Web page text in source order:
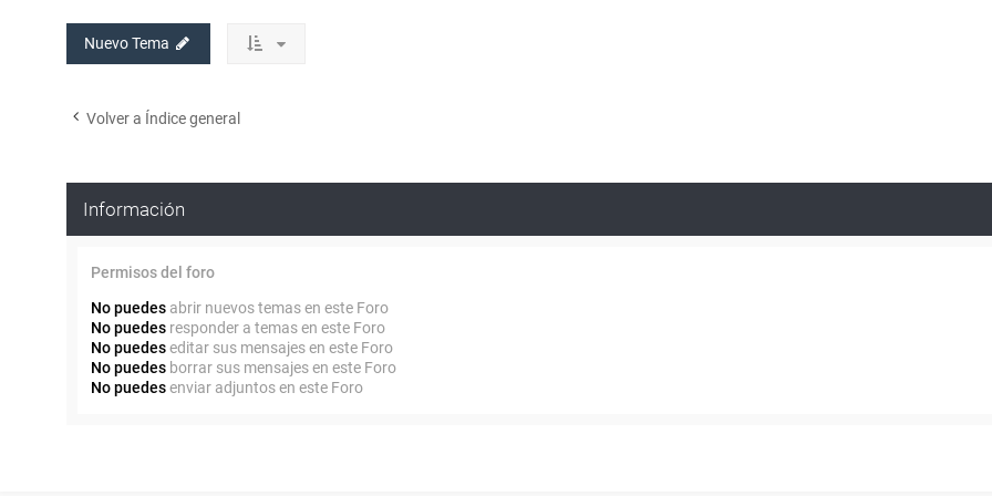
Nuevo Tema
Volver a Índice general
Información
Permisos del foro
No puedes abrir nuevos temas en este Foro
No puedes responder a temas en este Foro
No puedeseditar sus mensajes en este Foro
No puedes borrar sus mensajes en este Foro
No puedesenviar adjuntos en este Foro